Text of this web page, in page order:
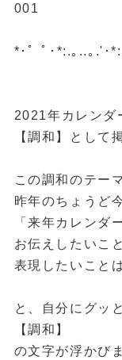
001
*･゜ﾟ･*:.｡..｡.'･
2021年カレンダ
【調和】として
この調和のテー
昨年のちょうど
「来年カレンダ
お伝えしたいこと
表現したいこと
と、自分にグッ
【調和】
の文字が浮かび